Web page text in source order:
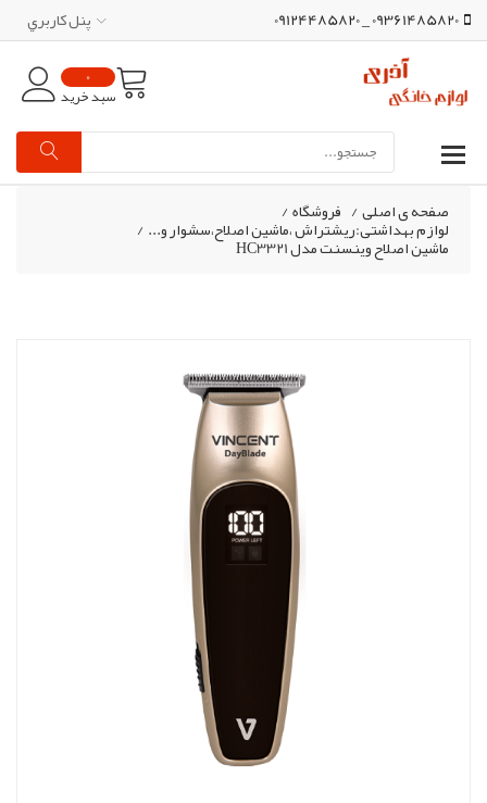
09361485820 _ 09124485820 پنل کاربري
0
سبد خرید
صفحه ی اصلی/ فروشگاه/
لوازم بهداشتی:ریشتراش ،ماشین اصلاح،سشوار و... /
ماشین اصلاح وینسنت مدل HC3321